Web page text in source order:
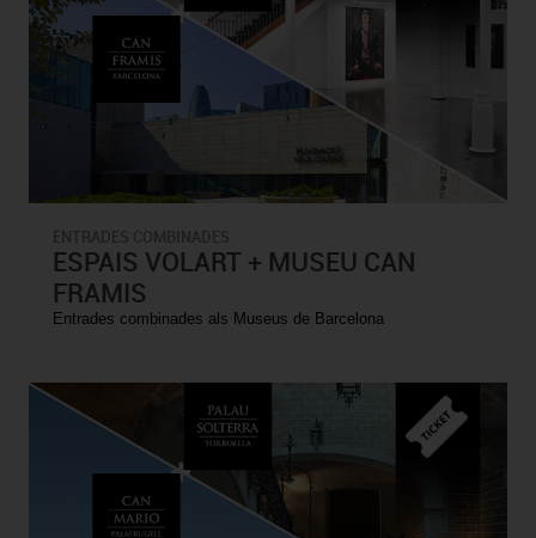
ESPAIS VOLART + MUSEU CAN
FRAMIS
Entrades combinades als Museus de Barcelona